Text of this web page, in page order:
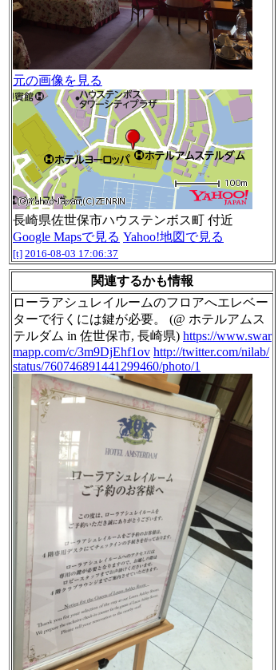
元の画像を見る
長崎県佐世保市ハウステンボス町 付近
Google Mapsで見る Yahoo!地図で見る
[t] 2016-08-03 17:06:37
関連するかも情報
ローラアシュレイルームのフロアへエレベー
ターで行くには鍵が必要。 (@ ホテルアムス
テルダム in 佐世保市, 長崎県) https://www.swar
mapp.com/c/3m9DjEhf1ov http://twitter.com/nilab/
status/760746891441299460/photo/1